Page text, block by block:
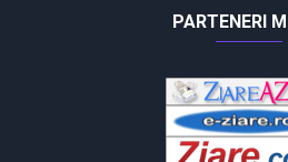
PARTENERI